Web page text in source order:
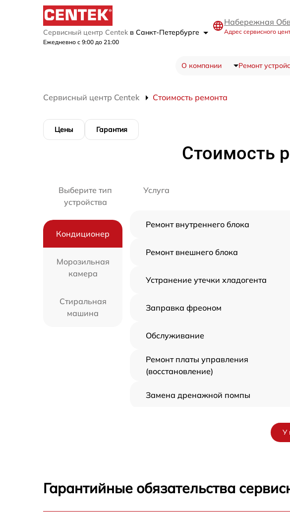
Сервисный центр Centek в Санкт-Петербурге
Ежедневно с 9:00 до 21:00
Набережная
Адрес сервисного
О компании Ремонт
Сервисный центр Centek Стоимость ремонта
Цены Гарантия
Стоимость
Выберите тип
устройства
Кондиционер
Морозильная
камера
Стиральная
машина
Услуга
Ремонт внутреннего блока
Ремонт внешнего блока
Устранение утечки хладогента
Заправка фреоном
Обслуживание
Ремонт платы управления
(восстановление)
Замена дренажной помпы
У
Гарантийные обязательства